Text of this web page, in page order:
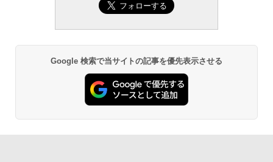
Google 検索で当サイトの記事を優先表示させる